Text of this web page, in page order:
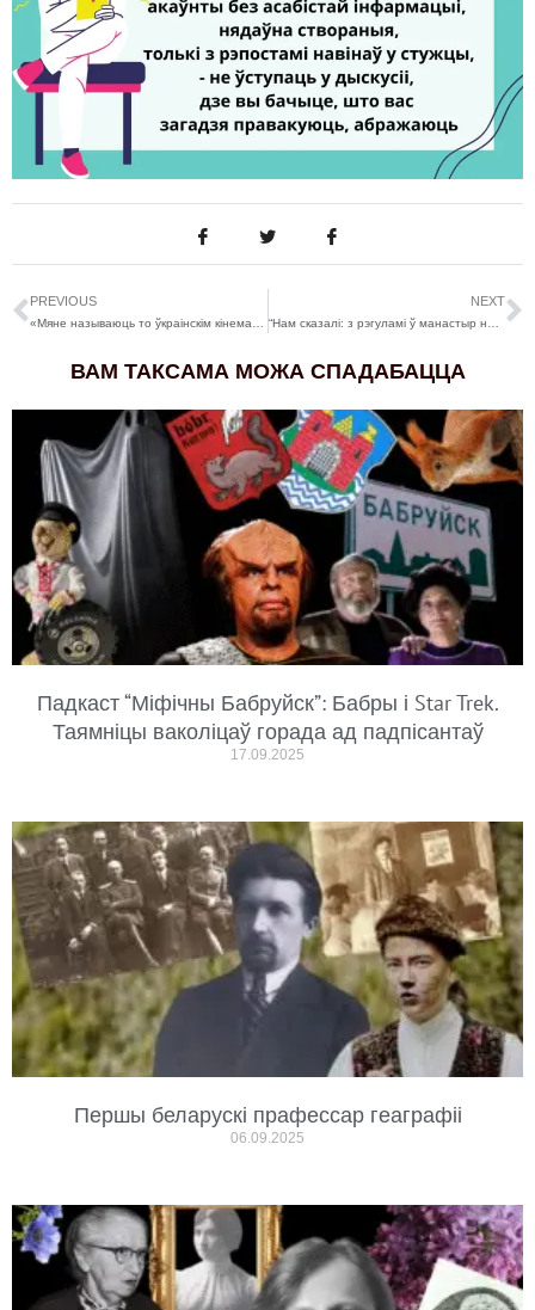
PREVIOUS
«Мяне называюць то ўкраінскім кінематаграфістам, то беларускім. Гледзячы па сітуацыі». Гутарка з рэжысёрам Максімам Буйніцкім
NEXT
“Нам сказалі: з рэгуламі ў манастыр не заходзіць”. Гісторыі пра “чырвоныя жыгулі” і сродкі гігіены
ВАМ ТАКСАМА МОЖА СПАДАБАЦЦА
Падкаст “Міфічны Бабруйск”: Бабры і Star Trek.
Таямніцы ваколіцаў горада ад падпісантаў
17.09.2025
Першы беларускі прафессар геаграфіі
06.09.2025